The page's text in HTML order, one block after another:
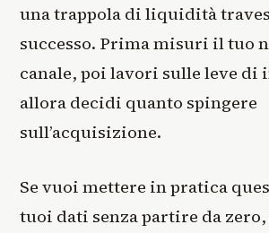
una trappola di liquidità
successo. Prima misuri il tuo
canale, poi lavori sulle leve di
allora decidi quanto spingere
sull’acquisizione.
Se vuoi mettere in pratica
tuoi dati senza partire da